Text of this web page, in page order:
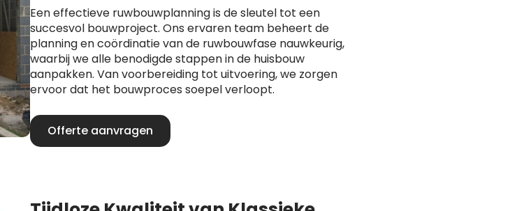
Een effectieve ruwbouwplanning is de sleutel tot een
succesvol bouwproject. Ons ervaren team beheert de
planning en coördinatie van de ruwbouwfase nauwkeurig,
waarbij we alle benodigde stappen in de huisbouw
aanpakken. Van voorbereiding tot uitvoering, we zorgen
ervoor dat het bouwproces soepel verloopt.
Offerte aanvragen